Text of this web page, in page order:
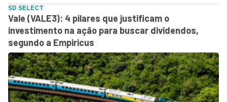
SD SELECT
Vale (VALE3): 4 pilares que justificam o
investimento na ação para buscar dividendos,
segundo a Empiricus